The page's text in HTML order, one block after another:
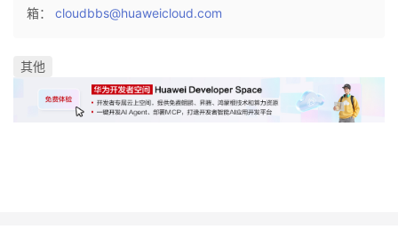
箱： cloudbbs@huaweicloud.com
其他